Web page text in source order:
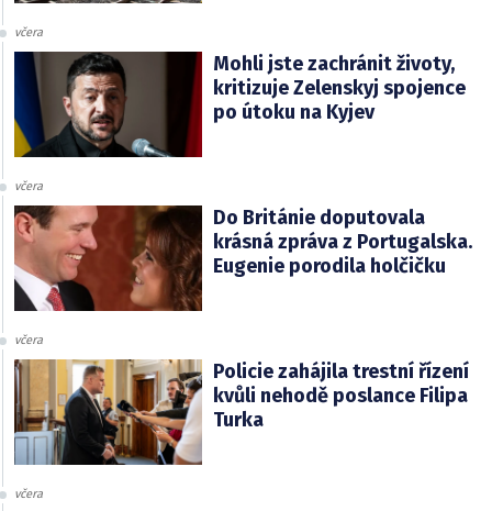
včera
Mohli jste zachránit životy,
kritizuje Zelenskyj spojence
po útoku na Kyjev
včera
Do Británie doputovala
krásná zpráva z Portugalska.
Eugenie porodila holčičku
včera
Policie zahájila trestní řízení
kvůli nehodě poslance Filipa
Turka
včera